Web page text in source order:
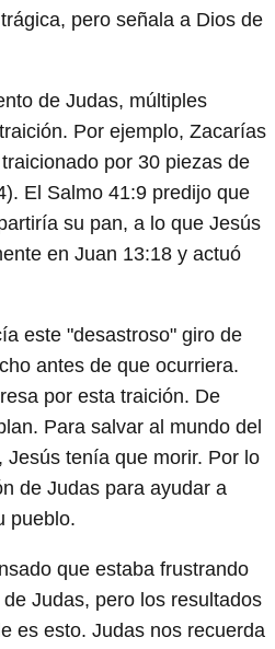
pero señala a Dios de
de Judas, múltiples
Por ejemplo, Zacarías
por 30 piezas de
El Salmo 41:9 predijo que
su pan, a lo que Jesús
en Juan 13:18 y actuó
este "desastroso" giro de
antes de que ocurriera.
por esta traición. De
Para salvar al mundo del
Jesús tenía que morir. Por lo
de Judas para ayudar a
pueblo.
que estaba frustrando
Judas, pero los resultados
es esto. Judas nos recuerda